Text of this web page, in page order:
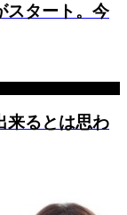
スタート。今
来るとは思わ